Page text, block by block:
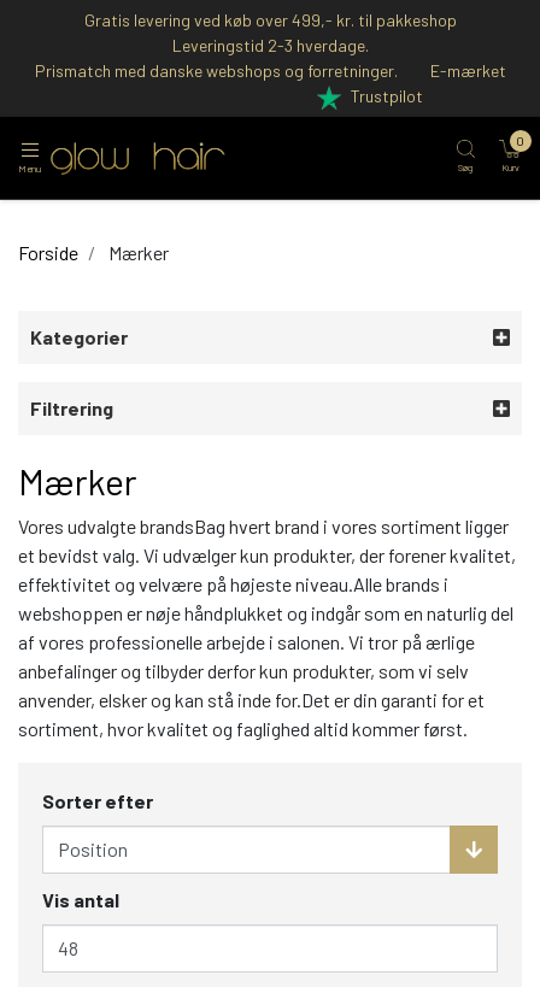
Gratis levering ved køb over 499,- kr. til pakkeshop
Leveringstid 2-3 hverdage.
Prismatch med danske webshops og forretninger.
E-mærket
Trustpilot
Menu Søg Kurv
0
Forside Mærker
Kategorier
Filtrering
Mærker
Vores udvalgte brandsBag hvert brand i vores sortiment ligger
et bevidst valg. Vi udvælger kun produkter, der forener kvalitet,
effektivitet og velvære på højeste niveau.Alle brands i
webshoppen er nøje håndplukket og indgår som en naturlig del
af vores professionelle arbejde i salonen. Vi tror på ærlige
anbefalinger og tilbyder derfor kun produkter, som vi selv
anvender, elsker og kan stå inde for.Det er din garanti for et
sortiment, hvor kvalitet og faglighed altid kommer først.
Sorter efter
Vis antal